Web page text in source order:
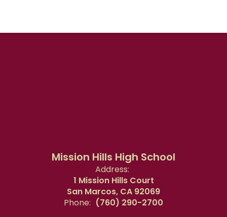
Mission Hills High School
Address:
1 Mission Hills Court
San Marcos, CA 92069
Phone: (760) 290-2700